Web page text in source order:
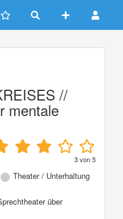
//
mentale
3von5
Theater / Unterhaltung
über